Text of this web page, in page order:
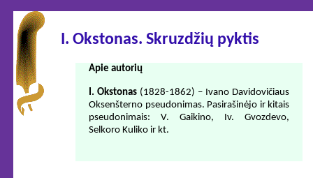
I. Okstonas. Skruzdžių pyktis
Apie autorių
I. Okstonas (1828-1862) – Ivano Davidovičiaus
Oksenšterno pseudonimas. Pasirašinėjo ir kitais
pseudonimais: V. Gaikino, Iv. Gvozdevo,
Selkoro Kuliko ir kt.